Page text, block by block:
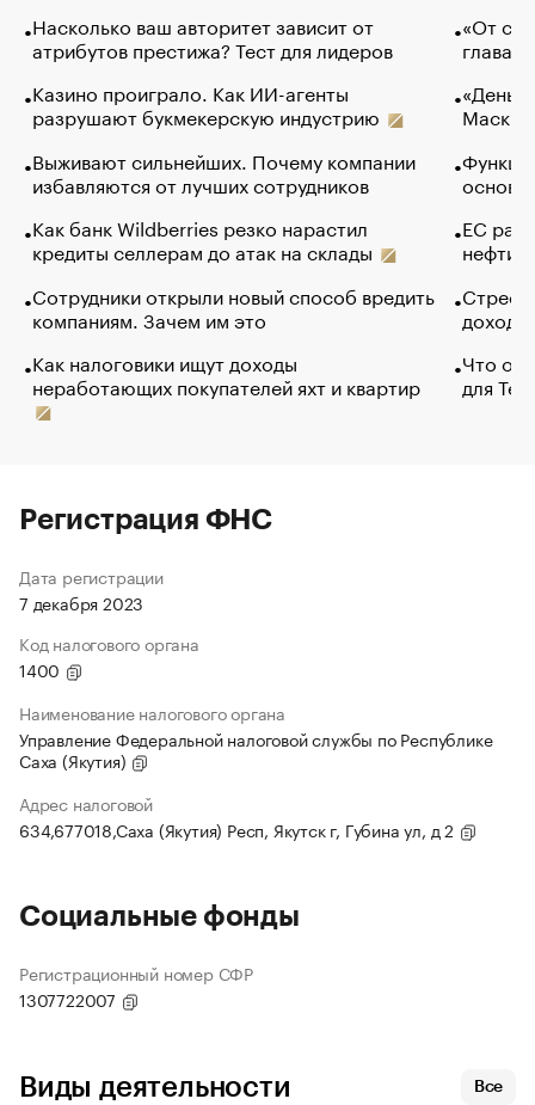
Насколько ваш авторитет зависит от
атрибутов престижа? Тест для лидеров
Казино проиграло. Как ИИ-агенты
разрушают букмекерскую индустрию
Выживают сильнейших. Почему компании
избавляются от лучших сотрудников
Как банк Wildberries резко нарастил
кредиты селлерам до атак на склады
Сотрудники открыли новый способ вредить
компаниям. Зачем им это
Как налоговики ищут доходы
неработающих покупателей яхт и квартир
«От
глава
Маск в
основ
ЕС
нефти
Что
для
Регистрация ФНС
Дата регистрации
7 декабря 2023
Код налогового органа
1400
Наименование налогового органа
Управление Федеральной налоговой службы по Республике
Саха (Якутия)
Адрес налоговой
634,677018,Саха (Якутия) Респ, Якутск г, Губина ул, д 2
Социальные фонды
Регистрационный номер СФР
1307722007
Виды деятельности Все